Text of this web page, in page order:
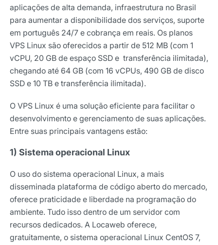
aplicações de alta demanda, infraestrutura no Brasil
para aumentar a disponibilidade dos serviços, suporte
em português 24/7 e cobrança em reais. Os planos
VPS Linux são oferecidos a partir de 512 MB (com 1
vCPU, 20 GB de espaço SSD e transferência ilimitada),
chegando até 64 GB (com 16 vCPUs, 490 GB de disco
SSD e 10 TB e transferência ilimitada).
O VPS Linux é uma solução eficiente para facilitar o
desenvolvimento e gerenciamento de suas aplicações.
Entre suas principais vantagens estão:
1) Sistema operacional Linux
O uso do sistema operacional Linux, a mais
disseminada plataforma de código aberto do mercado,
oferece praticidade e liberdade na programação do
ambiente. Tudo isso dentro de um servidor com
recursos dedicados. A Locaweb oferece,
gratuitamente, o sistema operacional Linux CentOS 7,